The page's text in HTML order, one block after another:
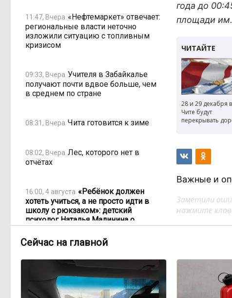
11:47, Вчера «Нефтемаркет» отвечает:
региональные власти неточно
изложили ситуацию с топливным
кризисом
09:33, Вчера Учителя в Забайкалье
получают почти вдвое больше, чем
в среднем по стране
08:31, Вчера Чита готовится к зиме
08:02, Вчера Лес, которого нет в
отчётах
16:00, 4 августа «Ребёнок должен
хотеть учиться, а не просто идти в
школу с рюкзаком»: детский
психолог Наталья Малинина о
готовности к школе
15:31, 4 августа Как Китай покоряет
мир не электромобилями, а
стаканом чая
года до
площади
28 и 29 декабря в
Чите будут
перекрывать
Важные и
Заметили
нажмите
Сейчас на главной